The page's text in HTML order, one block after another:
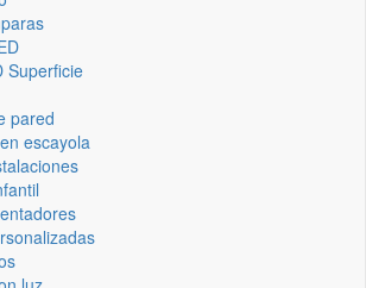
Superficie
pared
escayola